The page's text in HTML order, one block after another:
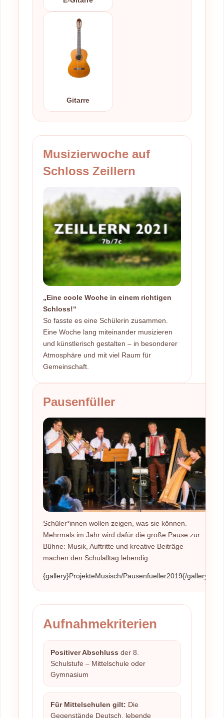
Gitarre
Musizierwoche auf
Schloss Zeillern
„Eine coole Woche in einem richtigen
Schloss!“
So fasste es eine Schülerin zusammen.
Eine Woche lang miteinander musizieren
und künstlerisch gestalten – in besonderer
Atmosphäre und mit viel Raum für
Gemeinschaft.
Pausenfüller
Schüler*innen wollen zeigen, was sie können.
Mehrmals im Jahr wird dafür die große Pause zur
Bühne: Musik, Auftritte und kreative Beiträge
machen den Schulalltag lebendig.
{gallery}ProjekteMusisch/Pausenfueller2019{/gallery}
Aufnahmekriterien
Positiver Abschluss der 8.
Schulstufe – Mittelschule oder
Gymnasium
Für Mittelschulen gilt: Die
Gegenstände Deutsch, lebende